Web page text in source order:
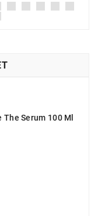
The Serum 100 Ml